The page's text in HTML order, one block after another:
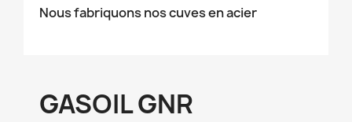
Nous fabriquons nos cuves en acier
GASOIL GNR